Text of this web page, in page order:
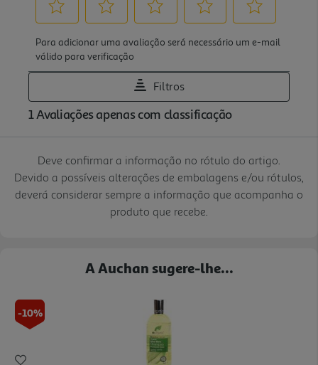
Deve confirmar a informação no rótulo do artigo.
Devido a possíveis alterações de embalagens e/ou rótulos,
deverá considerar sempre a informação que acompanha o
produto que recebe.
A Auchan sugere-lhe...
-10%